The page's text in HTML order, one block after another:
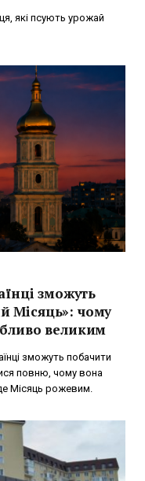
які псують урожай
зможуть
Місяць»: чому
великим
зможуть побачити
повню, чому вона
Місяць рожевим.